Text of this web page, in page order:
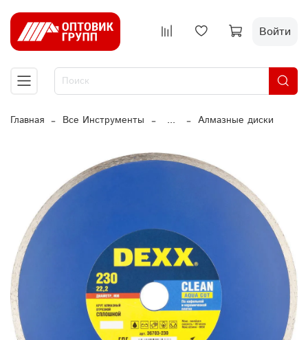
Войти
Главная Все Инструменты ... Алмазные диски